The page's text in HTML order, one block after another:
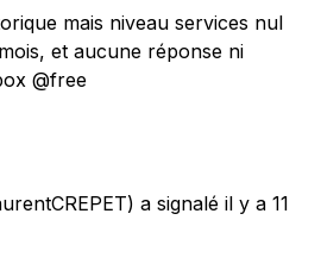
mais niveau services nul
et aucune réponse ni
@free
a signalé il y a 11